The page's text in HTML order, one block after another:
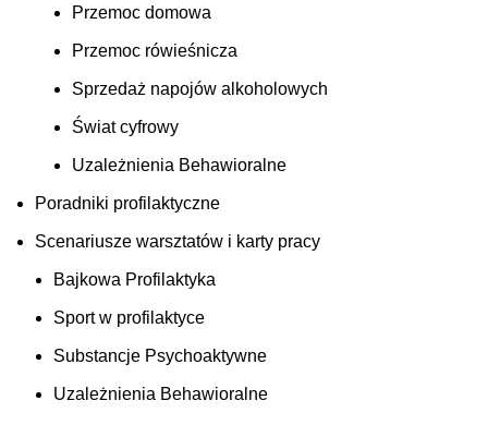
Przemoc domowa
Przemoc rówieśnicza
Sprzedaż napojów alkoholowych
Świat cyfrowy
Uzależnienia Behawioralne
Poradniki profilaktyczne
Scenariusze warsztatów i karty pracy
Bajkowa Profilaktyka
Sport w profilaktyce
Substancje Psychoaktywne
Uzależnienia Behawioralne